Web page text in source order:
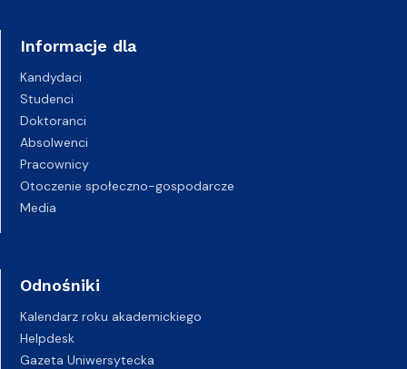
Informacje dla
Kandydaci
Studenci
Doktoranci
Absolwenci
Pracownicy
Otoczenie społeczno-gospodarcze
Media
Odnośniki
Kalendarz roku akademickiego
Helpdesk
Gazeta Uniwersytecka